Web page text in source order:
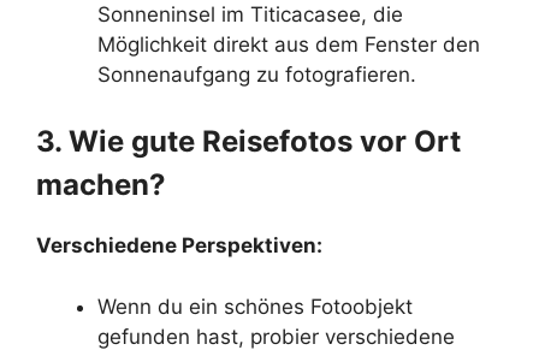
Sonneninsel im Titicacasee, die
Möglichkeit direkt aus dem Fenster den
Sonnenaufgang zu fotografieren.
3. Wie gute Reisefotos vor Ort
machen?
Verschiedene Perspektiven:
Wenn du ein schönes Fotoobjekt
gefunden hast, probier verschiedene